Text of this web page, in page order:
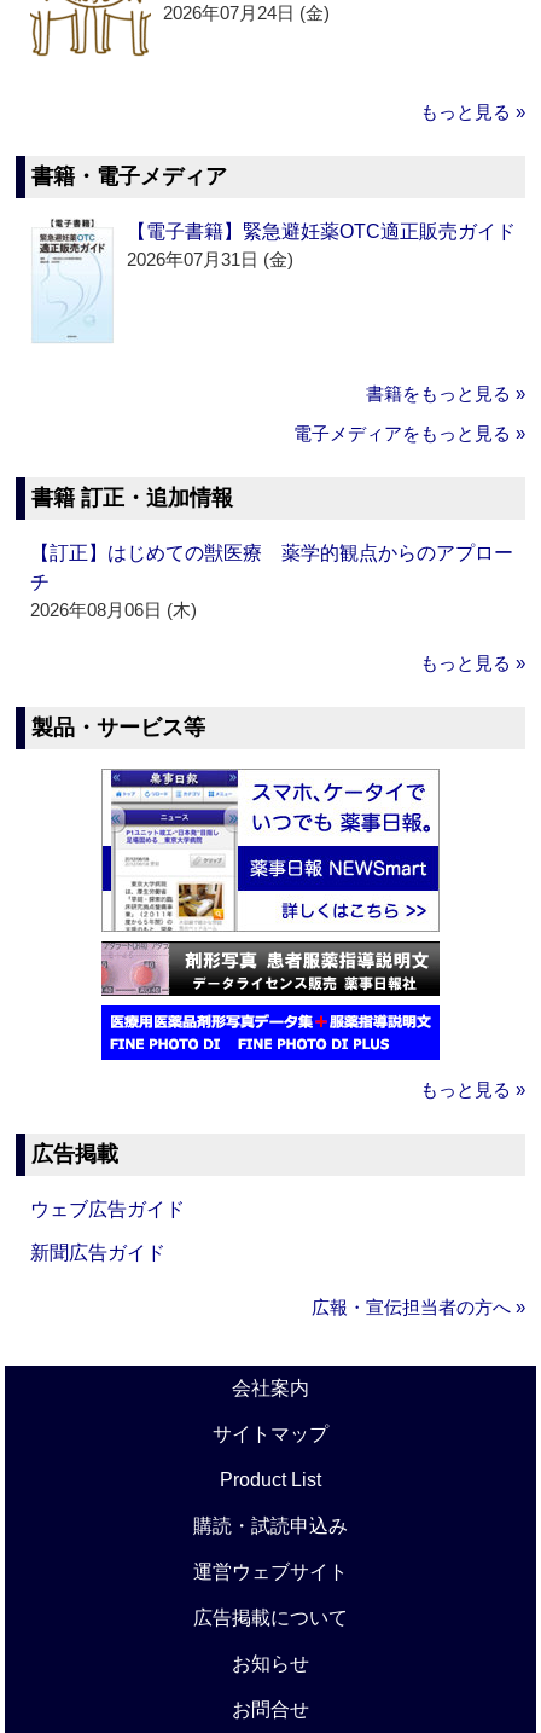
2026年07月24日 (金)
もっと見る »
書籍・電子メディア
【電子書籍】緊急避妊薬OTC適正販売ガイド
2026年07月31日 (金)
書籍をもっと見る »
電子メディアをもっと見る »
書籍 訂正・追加情報
【訂正】はじめての獣医療 薬学的観点からのアプロー
チ
2026年08月06日 (木)
もっと見る »
製品・サービス等
もっと見る »
広告掲載
ウェブ広告ガイド
新聞広告ガイド
広報・宣伝担当者の方へ »
会社案内
サイトマップ
Product List
購読・試読申込み
運営ウェブサイト
広告掲載について
お知らせ
お問合せ